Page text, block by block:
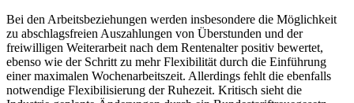
Bei den Arbeitsbeziehungen werden insbesondere die Möglichkeit
zu abschlagsfreien Auszahlungen von Überstunden und der
freiwilligen Weiterarbeit nach dem Rentenalter positiv bewertet,
ebenso wie der Schritt zu mehr Flexibilität durch die Einführung
einer maximalen Wochenarbeitszeit. Allerdings fehlt die ebenfalls
notwendige Flexibilisierung der Ruhezeit. Kritisch sieht die